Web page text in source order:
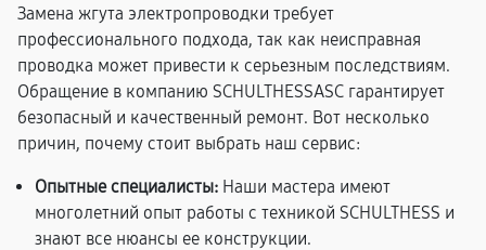
Замена жгута электропроводки требует
профессионального подхода, так как неисправная
проводка может привести к серьезным последствиям.
Обращение в компанию SCHULTHESSASC гарантирует
безопасный и качественный ремонт. Вот несколько
причин, почему стоит выбрать наш сервис:
Опытные специалисты: Наши мастера имеют
многолетний опыт работы с техникой SCHULTHESS и
знают все нюансы ее конструкции.